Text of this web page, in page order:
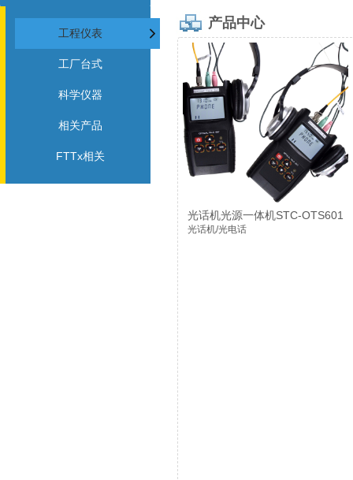
工程仪表
工厂台式
科学仪器
相关产品
FTTx相关
产品中心
光话机光源一体机STC-OTS601
光话机/光电话